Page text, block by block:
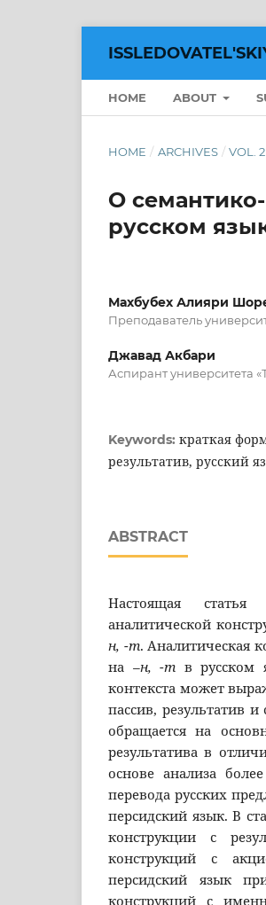
HOME ABOUT
HOME / ARCHIVES / VOL.
О
русском
Махбубех Алияри
Преподаватель
Джавад Акбари
Аспирант университета
Keywords: краткая
результатив, русский
ABSTRACT
Настоящая статья
аналитической
н, -т. Аналитическая
на –н, -т в русском
контекста может
пассив, результатив
обращается на
результатива в
основе анализа
перевода русских
персидский язык. В
конструкции с
конструкций с
персидский язык
конструкций с